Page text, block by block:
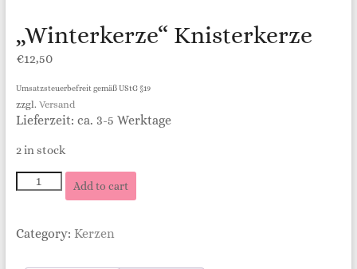
„Winterkerze“ Knisterkerze
€12,50
Umsatzsteuerbefreit gemäß UStG §19
zzgl. Versand
Lieferzeit: ca. 3-5 Werktage
2 in stock
„Winterkerze“
Knisterkerze
Add to cart
Category: Kerzen